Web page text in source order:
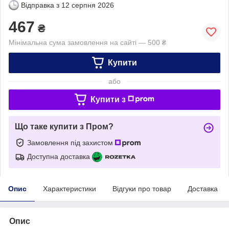
Відправка з 12 серпня 2026
467 ₴
Мінімальна сума замовлення на сайті — 500 ₴
Купити
або
Купити з
Що таке купити з Пром?
Замовлення під захистом
Доступна доставка
Опис Характеристики Відгуки про товар Доставка
Опис